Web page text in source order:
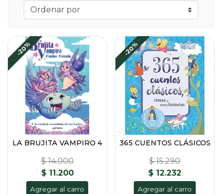
-20%
LA BRUJITA VAMPIRO 4
$ 14.000
$ 11.200
Agregar al carro
-20%
365 CUENTOS CLÁSICOS
$ 15.290
$ 12.232
Agregar al carro